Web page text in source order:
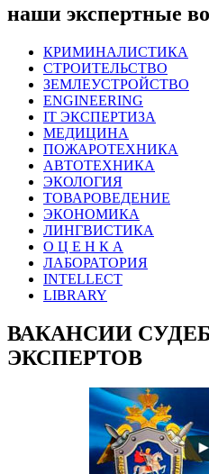
наши экспертные
КРИМИНАЛИСТИКА
СТРОИТЕЛЬСТВО
ЗЕМЛЕУСТРОЙСТВО
ENGINEERING
IT ЭКСПЕРТИЗА
МЕДИЦИНА
ПОЖАРОТЕХНИКА
АВТОТЕХНИКА
ЭКОЛОГИЯ
ТОВАРОВЕДЕНИЕ
ЭКОНОМИКА
ЛИНГВИСТИКА
О Ц Е Н К А
ЛАБОРАТОРИЯ
INTELLECT
LIBRARY
ВАКАНСИИ
ЭКСПЕРТОВ